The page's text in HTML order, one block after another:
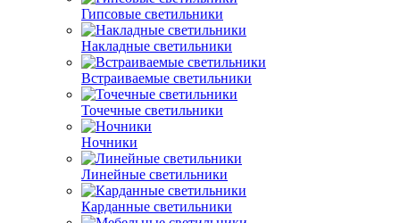
Гипсовые светильники
Накладные светильники
Встраиваемые светильники
Точечные светильники
Ночники
Линейные светильники
Карданные светильники